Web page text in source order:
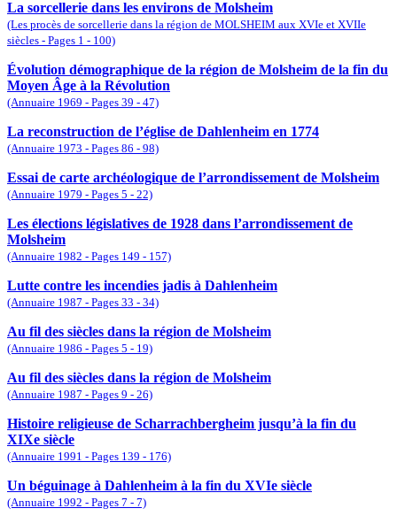
La sorcellerie dans les environs de Molsheim
(Les procès de sorcellerie dans la région de MOLSHEIM aux XVIe et XVIIe
siècles - Pages 1 - 100)
Évolution démographique de la région de Molsheim de la fin du
Moyen Âge à la Révolution
(Annuaire 1969 - Pages 39 - 47)
La reconstruction de l’église de Dahlenheim en 1774
(Annuaire 1973 - Pages 86 - 98)
Essai de carte archéologique de l’arrondissement de Molsheim
(Annuaire 1979 - Pages 5 - 22)
Les élections législatives de 1928 dans l’arrondissement de
Molsheim
(Annuaire 1982 - Pages 149 - 157)
Lutte contre les incendies jadis à Dahlenheim
(Annuaire 1987 - Pages 33 - 34)
Au fil des siècles dans la région de Molsheim
(Annuaire 1986 - Pages 5 - 19)
Au fil des siècles dans la région de Molsheim
(Annuaire 1987 - Pages 9 - 26)
Histoire religieuse de Scharrachbergheim jusqu’à la fin du
XIXe siècle
(Annuaire 1991 - Pages 139 - 176)
Un béguinage à Dahlenheim à la fin du XVIe siècle
(Annuaire 1992 - Pages 7 - 7)